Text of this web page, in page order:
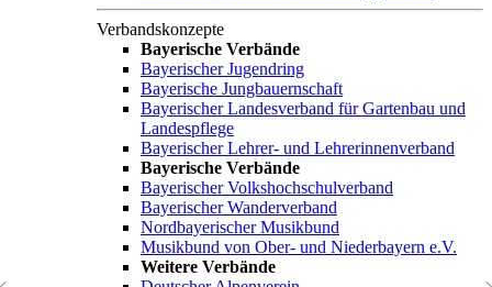
Verbandskonzepte
Bayerische Verbände
Bayerischer Jugendring
Bayerische Jungbauernschaft
Bayerischer Landesverband für Gartenbau und
Landespflege
Bayerischer Lehrer- und Lehrerinnenverband
Bayerische Verbände
Bayerischer Volkshochschulverband
Bayerischer Wanderverband
Nordbayerischer Musikbund
Musikbund von Ober- und Niederbayern e.V.
Weitere Verbände